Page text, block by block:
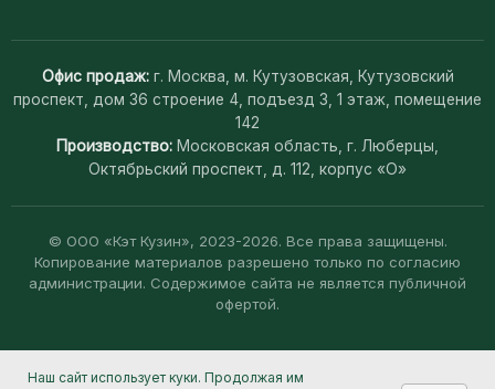
Офис продаж: г. Москва, м. Кутузовская, Кутузовский
проспект, дом 36 строение 4, подъезд 3, 1 этаж, помещение
142
Производство: Московская область, г. Люберцы,
Октябрьский проспект, д. 112, корпус «О»
© ООО «Кэт Кузин», 2023-2026. Все права защищены.
Копирование материалов разрешено только по согласию
администрации. Содержимое сайта не является публичной
офертой.
Наш сайт использует куки. Продолжая им